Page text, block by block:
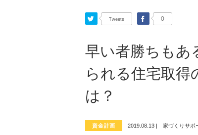
Tweets
Twitter 0
Facebook
早い者勝ちもあ
られる住宅取得
は？
資金計画 2019.08.13 | 家づくりサポ